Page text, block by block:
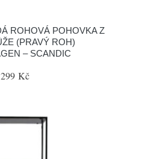
ROHOVÁ POHOVKA Z
(PRAVÝ ROH)
– SCANDIC
Kč